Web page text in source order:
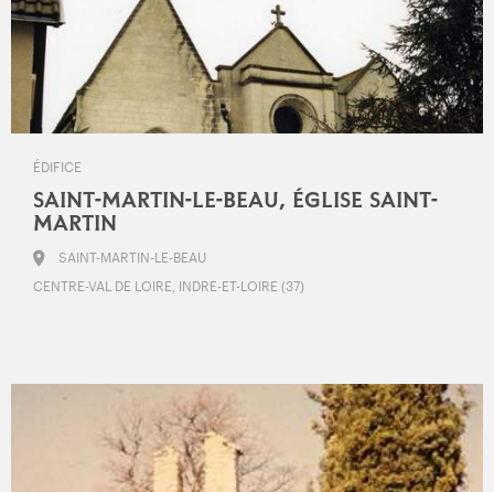
ÉDIFICE
SAINT-MARTIN-LE-BEAU, ÉGLISE SAINT-
MARTIN
SAINT-MARTIN-LE-BEAU
CENTRE-VAL DE LOIRE, INDRE-ET-LOIRE (37)